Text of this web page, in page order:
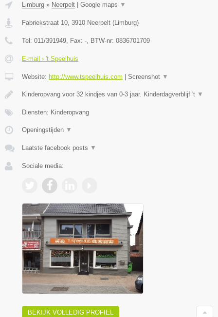
Limburg » Neerpelt Google maps ▼
Fabriekstraat 10 3910 Neerpelt ( Limburg)
Tel: 011/391949 , Fax: - , BTW-nr: 0836701709
E-mail › 't Speelhuis
Website: http://www.tspeelhuis.com Screenshot ▼
Kinderopvang voor 32 kindjes van 0-3 jaar. Kinderdagverblijf 't ▼
Diensten: Kinderopvang
Openingstijden ▼
Laatste facebook posts ▼
Sociale media:
BEKIJK VOLLEDIG PROFIEL